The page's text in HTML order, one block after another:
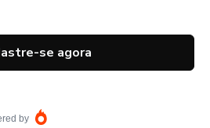
se agora
by